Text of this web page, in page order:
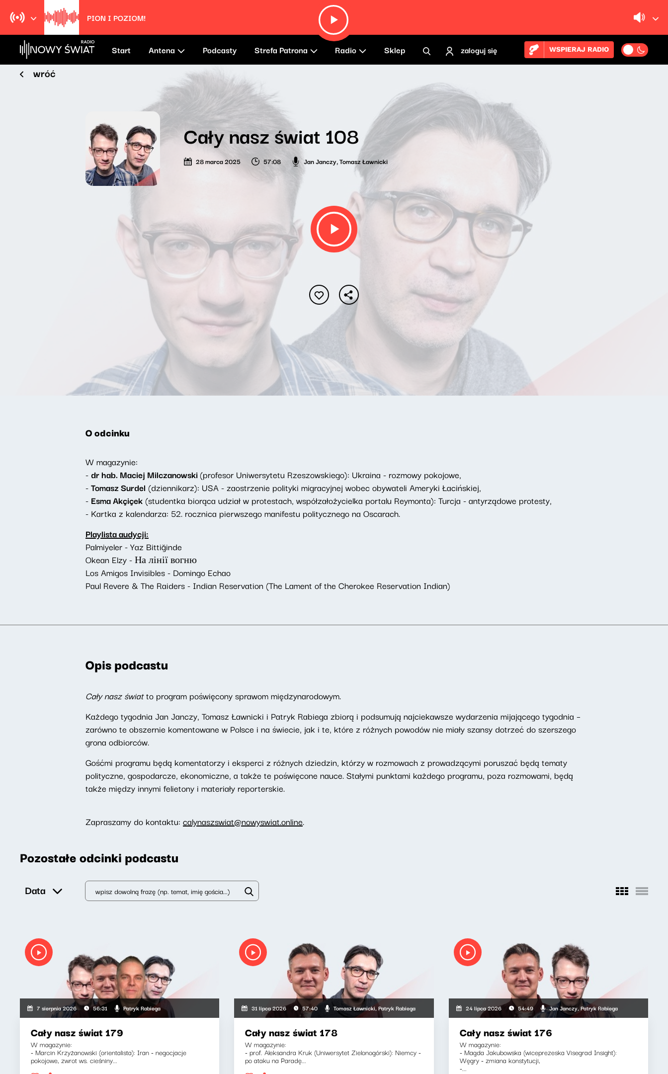
Start Antena Podcasty Strefa Patrona Radio Sklep zaloguj się WSPIERAJ RADIO
wróć
Cały nasz świat 108
28 marca 2025 57:08 Jan Janczy,Tomasz Ławnicki
O odcinku
W magazynie:
-dr hab. Maciej Milczanowski(profesor Uniwersytetu Rzeszowskiego): Ukraina - rozmowy pokojowe,
-Tomasz Surdel (dziennikarz): USA - zaostrzenie polityki migracyjnej wobec obywateli Ameryki Łacińskiej,
- Esma Akçiçek(studentka biorąca udział w protestach, współzałożycielka portalu Reymonta): Turcja - antyrządowe protesty,
- Kartka z kalendarza: 52. rocznica pierwszego manifestu politycznego na Oscarach.
Playlista audycji:
Palmiyeler - Yaz Bittiğinde
Okean Elzy - На лінії вогню
Los Amigos Invisibles - Domingo Echao
Paul Revere & The Raiders - Indian Reservation (The Lament of the Cherokee Reservation Indian)
Opis podcastu
Cały nasz światto program poświęcony sprawom międzynarodowym.
Każdego tygodnia Jan Janczy, Tomasz Ławnicki i Patryk Rabiega zbiorą i podsumują najciekawsze wydarzenia mijającego tygodnia –
zarówno te obszernie komentowane w Polsce i na świecie, jak i te, które z różnych powodów nie miały szansy dotrzeć do szerszego
grona odbiorców.
Gośćmi programu będą komentatorzy i eksperci z różnych dziedzin, którzy w rozmowach z prowadzącymi poruszać będą tematy
polityczne, gospodarcze, ekonomiczne, a także te poświęcone nauce. Stałymi punktami każdego programu, poza rozmowami, będą
także między innymi felietony i materiały reporterskie.
Zapraszamy do kontaktu: calynaszswiat@nowyswiat.online.
Pozostałe odcinki podcastu
Data
7 sierpnia 2026 56:31 Patryk Rabiega
Cały nasz świat 179
W magazynie:
- Marcin Krzyżanowski (orientalista): Iran - negocjacje
pokojowe, zwrot ws. cieśniny...
31 lipca 2026 57:40 Tomasz Ławnicki, Patryk Rabiega
Cały nasz świat 178
W magazynie:
- prof. Aleksandra Kruk (Uniwersytet Zielonogórski): Niemcy -
po ataku na Paradę...
24 lipca 2026 54:49 Jan Janczy, Patryk Rabiega
Cały nasz świat 176
W magazynie:
- Magda Jakubowska (wiceprezeska Visegrad Insight):
Węgry - zmiana konstytucji,
-...